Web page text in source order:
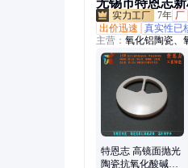
7年 厂
出价迅速
真实性已
主营： 氧化铝陶瓷、
化铝陶瓷棒、氧化
件、结构陶瓷、陶
陶瓷管、陶瓷管、
瓷板、氧化铝空心
特恩志 高镜面抛光
陶瓷抗氧化酸碱腐